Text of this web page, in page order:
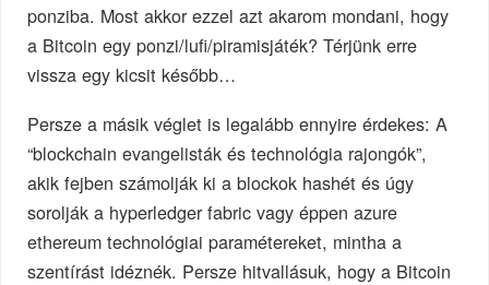
ponziba. Most akkor ezzel azt akarom mondani, hogy
a Bitcoin egy ponzi/lufi/piramisjáték? Térjünk erre
vissza egy kicsit később…
Persze a másik véglet is legalább ennyire érdekes: A
“blockchain evangelisták és technológia rajongók”,
akik fejben számolják ki a blockok hashét és úgy
sorolják a hyperledger fabric vagy éppen azure
ethereum technológiai paramétereket, mintha a
szentírást idéznék. Persze hitvallásuk, hogy a Bitcoin